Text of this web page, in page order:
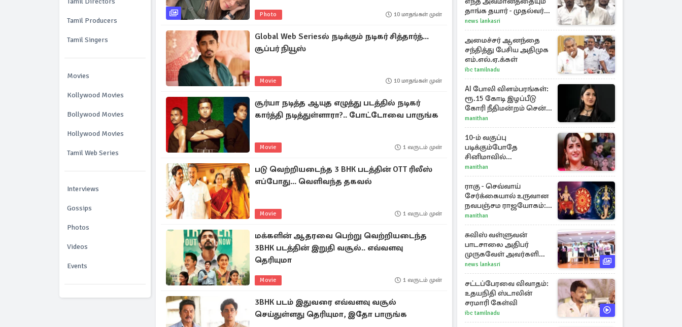
Tamil Producers
Tamil Singers
Movies
Kollywood Movies
Bollywood Movies
Hollywood Movies
Tamil Web Series
Interviews
Gossips
Photos
Videos
Events
Photo 10 மாதங்கள் முன்
Global Web Seriesல் நடிக்கும் நடிகர் சித்தார்த்...
சூப்பர் நியூஸ்
Movie 10 மாதங்கள் முன்
சூர்யா நடித்த ஆயுத எழுத்து படத்தில் நடிகர்
கார்த்தி நடித்துள்ளாரா?.. போட்டோவை பாருங்க
Movie 1 வருடம் முன்
படு வெற்றியடைந்த 3 BHK படத்தின் OTT ரிலீஸ்
எப்போது... வெளிவந்த தகவல்
Movie 1 வருடம் முன்
மக்களின் ஆதரவை பெற்று வெற்றியடைந்த
3BHK படத்தின் இறுதி வசூல்.. எவ்வளவு
தெரியுமா
Movie 1 வருடம் முன்
3BHK படம் இதுவரை எவ்வளவு வசூல்
செய்துள்ளது தெரியுமா, இதோ பாருங்க
தாங்க தயார் - முதல்வர்
விஜய்
news lankasri
அமைச்சர் ஆனந்தை
சந்தித்து பேசிய அதிமுக
எம்.எல்.ஏ.க்கள்
ibc tamilnadu
AI போலி விளம்பரங்கள்:
ரூ.15 கோடி இழப்பீடு
கோரி நீதிமன்றம் சென்ற
நடிகை ஸ்ருதி ஹாசன்!
manithan
10-ம் வகுப்பு
படிக்கும்போதே
சினிமாவில்
அறிமுகமான த்ரிஷா!
உண்மையை பகிர்ந்த
இயக்குநர் பிரவீன் காந்தி
manithan
ராகு - செவ்வாய்
சேர்க்கையால் உருவான
நவபஞ்சம ராஜயோகம்:
அதிர்ஷ்டம் பெறும் 3
ராசிகள்!
manithan
சுவிஸ் வள்ளுவன்
பாடசாலை அதிபர்
முருகவேள் அவர்களின்
சிங்கப்பூர், மலேசியா
மற்றும் தமிழ்நாடு பயண
அனுபவ தொகுப்பு
news lankasri
சட்டப்பேரவை விவாதம்:
உதயநிதி ஸ்டாலின்
சரமாரி கேள்வி
ibc tamilnadu